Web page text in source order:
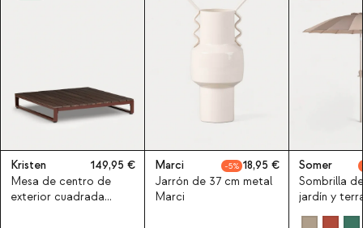
Kristen
149,95
Mesa de centro de
exterior cuadrada
Marci 5
18,95
Jarrón de 37 cm metal
Marci
Somer
Sombrilla
jardín y